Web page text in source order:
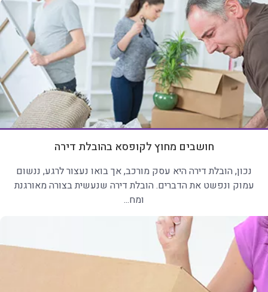
חושבים מחוץ לקופסא בהובלת דירה
נכון, הובלת דירה היא עסק מורכב, אך בואו נעצור לרגע, ננשום
עמוק ונפשט את הדברים. הובלת דירה שנעשית בצורה מאורגנת
ומח...